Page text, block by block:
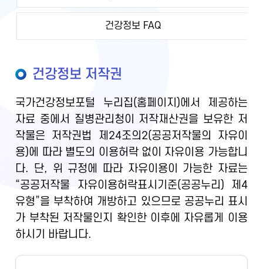
건강정보 FAQ
건강정보 저작권
국가건강정보포털 누리집(홈페이지)에서 제공하는
자료 중에서 질병관리청이 저작재산권을 보유한 저
작물은 저작권법 제24조의2(공공저작물의 자유이
용)에 따라 별도의 이용허락 없이 자유이용 가능합니
다. 단, 위 규정에 따라 자유이용이 가능한 자료는
“공공저작물 자유이용허락표시기준(공공누리) 제4
유형”을 부착하여 개방하고 있으므로 공공누리 표시
가 부착된 저작물인지 확인한 이후에 자유롭게 이용
하시기 바랍니다.